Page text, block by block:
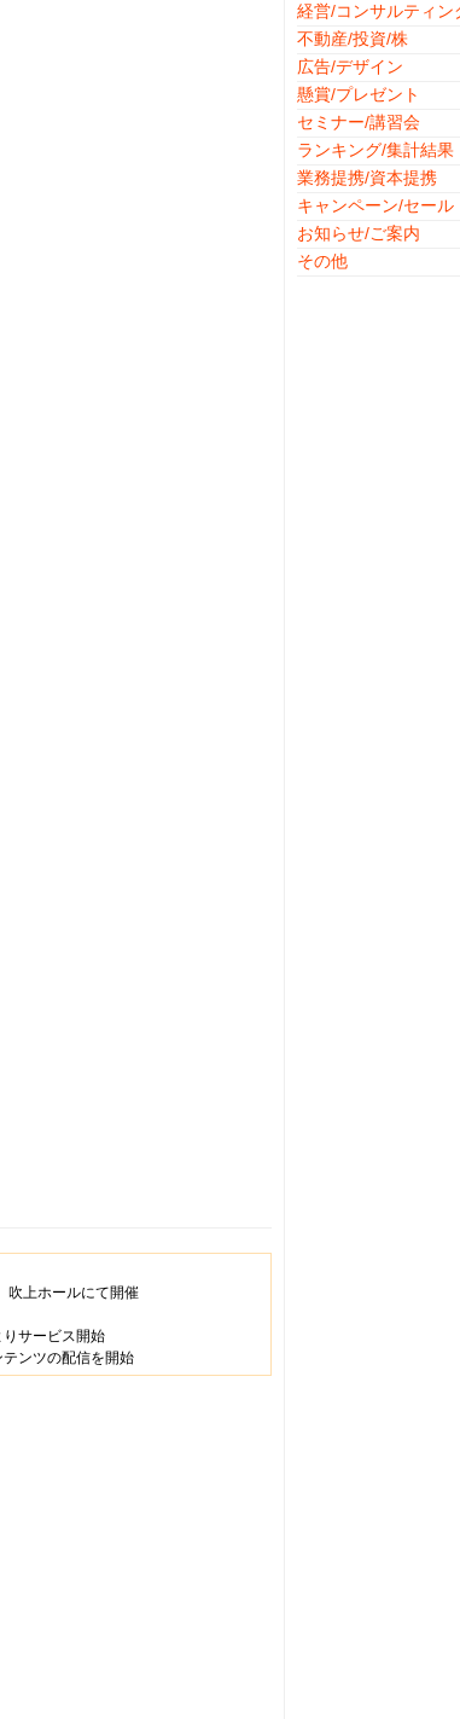
吹上ホールにて開催
サービス開始
ンツの配信を開始
経営/コンサルティン
不動産/投資/株
広告/デザイン
懸賞/プレゼント
セミナー/講習会
ランキング/集計結果
業務提携/資本提携
キャンペーン/セール
お知らせ/ご案内
その他